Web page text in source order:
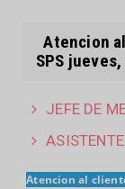
Atencion
SPS
JEFE DE
Atencion al